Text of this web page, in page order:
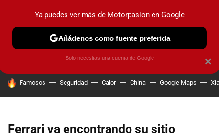
PRUEBAS COCHES ELÉCTRICOS OBSERVATORIO
HOY SE HABLA DE
Famosos Seguridad Calor China Google Maps
Ferrari va encontrando su sitio
×
Ya puedes ver más de Motorpasion en Google
Añádenos como fuente preferida
Solo necesitas una cuenta de Google